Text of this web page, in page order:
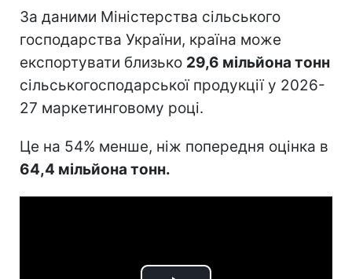
За даними Міністерства сільського
господарства України, країна може
експортувати близько 29,6 мільйона тонн
сільськогосподарської продукції у 2026-
27 маркетинговому році.
Це на 54% менше, ніж попередня оцінка в
64,4 мільйона тонн.